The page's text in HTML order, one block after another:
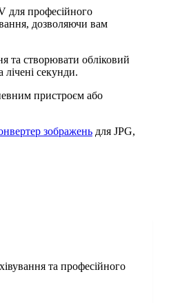
для професійного
дозволяючи вам
та створювати обліковий
лічені секунди.
пристроєм або
зображень для JPG,
та професійного